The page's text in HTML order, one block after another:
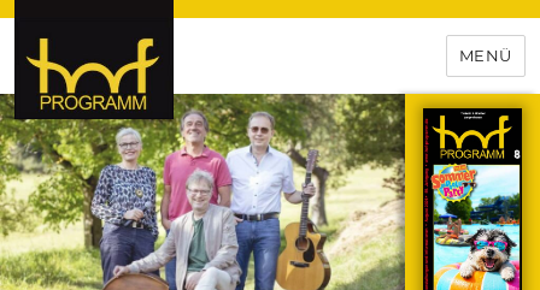
hof-programm – das
Veranstaltungsportal für
Hochfranken
MENÜ